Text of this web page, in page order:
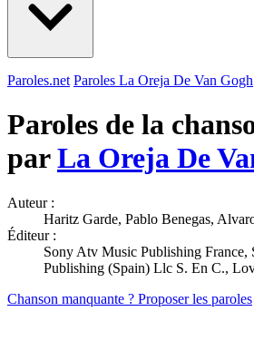
Paroles.net Paroles La Oreja De Van Gogh
Paroles de la
parLa Oreja De
Auteur :
Haritz Garde, Pablo Benegas,
Éditeur :
Sony Atv Music Publishing
Publishing (Spain) Llc S. En C.,
Chanson manquante ? Proposer les paroles